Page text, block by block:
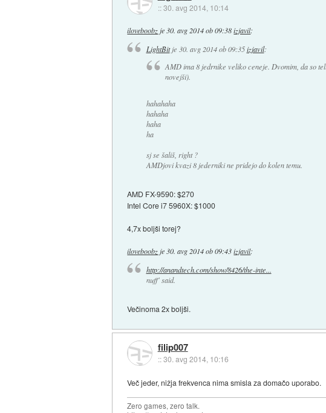
::30. avg 2014, 10:14
iloveboobzje30. avg 2014 ob 09:38 izjavil:
LightBitje 30. avg 2014 ob 09:35 izjavil:
AMD ima 8 jedrnike veliko ceneje. Dvomim, da so
novejši).
hahahaha
hahaha
haha
ha
sj se šališ, right ?
AMDjovi kvazi 8 jederniki ne pridejo do kolen temu.
AMD FX-9590: $270
Intel Core i7 5960X: $1000
4,7x boljši torej?
iloveboobzje30. avg 2014 ob 09:43 izjavil:
http://anandtech.com/show/8426/the-inte...
nuff' said.
Večinoma 2x boljši.
filip007
::30. avg 2014, 10:16
Več jeder, nižja frekvenca nima smisla za domačo uporabo.
Zero games, zero talk.